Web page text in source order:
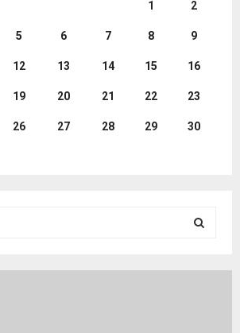
1 2
5 6 7 8 9
12 13 14 15 16
19 20 21 22 23
26 27 28 29
30